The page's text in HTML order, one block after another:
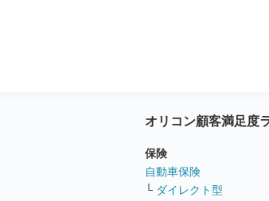
オリコン顧客満足度
保険
自動車保険
└ ダイレクト型